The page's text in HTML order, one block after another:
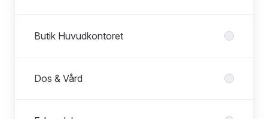
Butik Huvudkontoret
Dos & Vård